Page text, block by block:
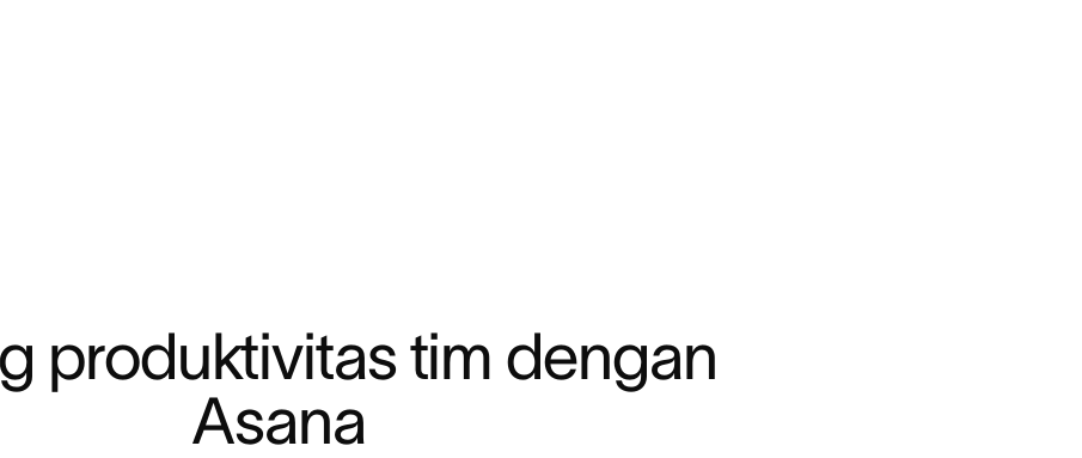
produktivitas tim dengan
Asana